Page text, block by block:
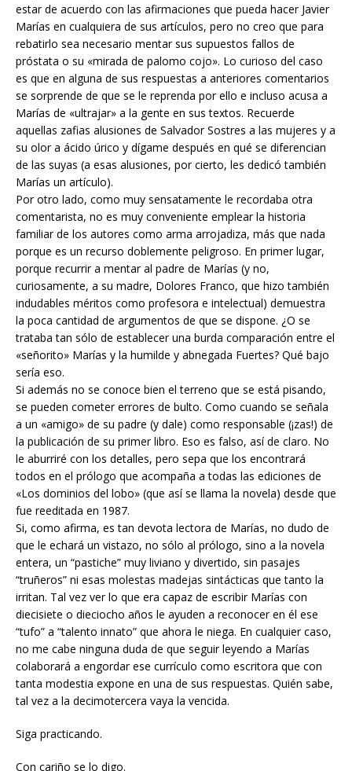
estar de acuerdo con las afirmaciones que pueda hacer Javier
Marías en cualquiera de sus artículos, pero no creo que para
rebatirlo sea necesario mentar sus supuestos fallos de
próstata o su «mirada de palomo cojo». Lo curioso del caso
es que en alguna de sus respuestas a anteriores comentarios
se sorprende de que se le reprenda por ello e incluso acusa a
Marías de «ultrajar» a la gente en sus textos. Recuerde
aquellas zafias alusiones de Salvador Sostres a las mujeres y a
su olor a ácido úrico y dígame después en qué se diferencian
de las suyas (a esas alusiones, por cierto, les dedicó también
Marías un artículo).
Por otro lado, como muy sensatamente le recordaba otra
comentarista, no es muy conveniente emplear la historia
familiar de los autores como arma arrojadiza, más que nada
porque es un recurso doblemente peligroso. En primer lugar,
porque recurrir a mentar al padre de Marías (y no,
curiosamente, a su madre, Dolores Franco, que hizo también
indudables méritos como profesora e intelectual) demuestra
la poca cantidad de argumentos de que se dispone. ¿O se
trataba tan sólo de establecer una burda comparación entre el
«señorito» Marías y la humilde y abnegada Fuertes? Qué bajo
sería eso.
Si además no se conoce bien el terreno que se está pisando,
se pueden cometer errores de bulto. Como cuando se señala
a un «amigo» de su padre (y dale) como responsable (¡zas!) de
la publicación de su primer libro. Eso es falso, así de claro. No
le aburriré con los detalles, pero sepa que los encontrará
todos en el prólogo que acompaña a todas las ediciones de
«Los dominios del lobo» (que así se llama la novela) desde que
fue reeditada en 1987.
Si, como afirma, es tan devota lectora de Marías, no dudo de
que le echará un vistazo, no sólo al prólogo, sino a la novela
entera, un “pastiche” muy liviano y divertido, sin pasajes
“truñeros” ni esas molestas madejas sintácticas que tanto la
irritan. Tal vez ver lo que era capaz de escribir Marías con
diecisiete o dieciocho años le ayuden a reconocer en él ese
“tufo” a “talento innato” que ahora le niega. En cualquier caso,
no me cabe ninguna duda de que seguir leyendo a Marías
colaborará a engordar ese currículo como escritora que con
tanta modestia expone en una de sus respuestas. Quién sabe,
tal vez a la decimotercera vaya la vencida.
Siga practicando.
Con cariño se lo digo.